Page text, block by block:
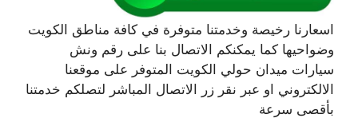
اسعارنا رخيصة وخدمتنا متوفرة في كافة مناطق الكويت
وضواحيها كما يمكنكم الاتصال بنا على رقم ونش
سيارات ميدان حولي الكويت المتوفر على موقعنا
الالكتروني او عبر نقر زر الاتصال المباشر لتصلكم خدمتنا
بأقصى سرعة